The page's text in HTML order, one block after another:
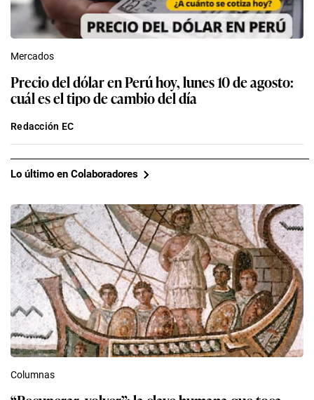
Mercados
Precio del dólar en Perú hoy, lunes 10 de agosto:
cuál es el tipo de cambio del día
Redacción EC
Lo último en Colaboradores
Columnas